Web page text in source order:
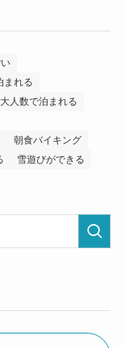
まれる
大人数で泊まれる
朝食バイキング
雪遊びができる